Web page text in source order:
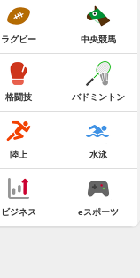
ラグビー 中央競馬
格闘技 バドミントン
陸上 水泳
ビジネス eスポーツ